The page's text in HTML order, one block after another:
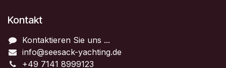
Kontakt
Kontaktieren Sie uns ...
info@seesack-yachting.de
+49 7141 8999123